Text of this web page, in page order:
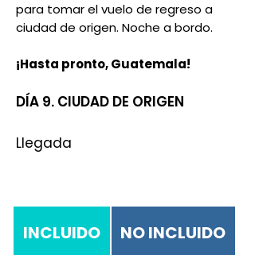
para tomar el vuelo de regreso a
ciudad de origen. Noche a bordo.
¡Hasta pronto, Guatemala!​
DÍA 9. CIUDAD DE ORIGEN
Llegada
INCLUIDO NO INCLUIDO